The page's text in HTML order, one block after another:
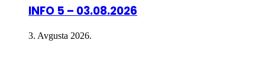
INFO 5 – 03.08.2026
3. Avgusta 2026.